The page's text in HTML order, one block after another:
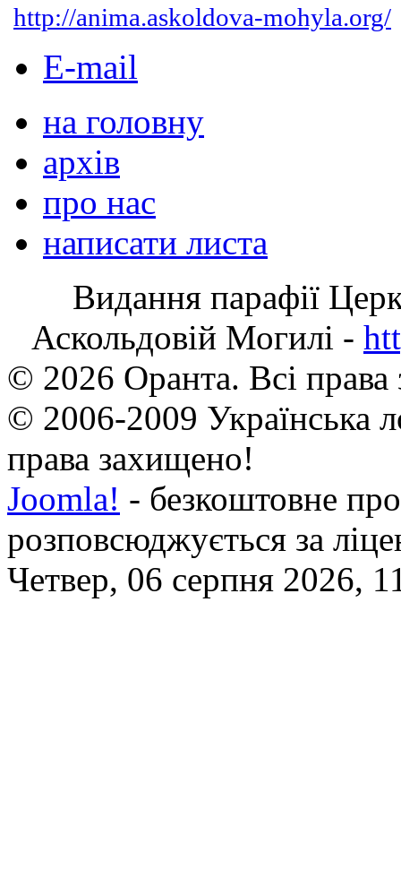
http://anima.askoldova-mohyla.org/
E-mail
на головну
архів
про нас
написати листа
Видання парафії
Аскольдовій Могилі -
© 2026 Оранта. Всі
© 2006-2009 Українська
права захищено!
Joomla! - безкоштовне
розповсюджується за
Четвер, 06 серпня 2026,